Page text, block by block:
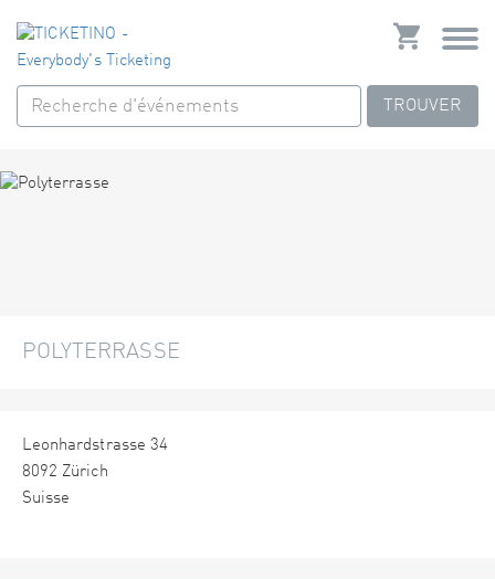
TROUVER
POLYTERRASSE
Leonhardstrasse 34
8092 Zürich
Suisse